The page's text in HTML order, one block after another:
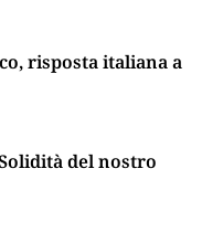
risposta italiana a
del nostro